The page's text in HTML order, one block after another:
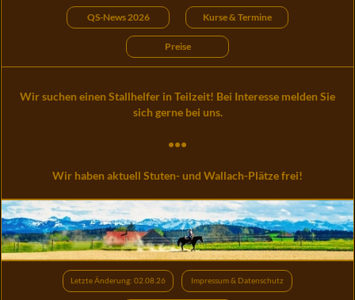
QS-News 2026 Kurse & Termine
Preise
Wir suchen einen Stallhelfer in Teilzeit! Bei Interesse melden Sie
sich gerne bei uns.
•••
Wir haben aktuell Stuten- und Wallach-Plätze frei!
Letzte Änderung: 02.08.26 Impressum & Datenschutz